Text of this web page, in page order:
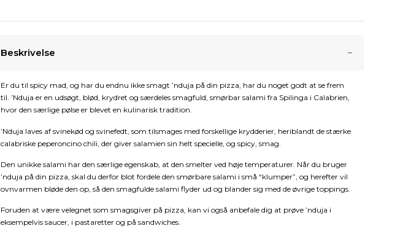
Beskrivelse
Er du til spicy mad, og har du endnu ikke smagt ’nduja på din pizza, har du noget godt at se frem
til. ’Nduja er en udsøgt, blød, krydret og særdeles smagfuld, smørbar salami fra Spilinga i Calabrien,
hvor den særlige pølse er blevet en kulinarisk tradition.
’Nduja laves af svinekød og svinefedt, som tilsmages med forskellige krydderier, heriblandt de stærke
calabriske peperoncino chili, der giver salamien sin helt specielle, og spicy, smag.
Den unikke salami har den særlige egenskab, at den smelter ved høje temperaturer. Når du bruger
’nduja på din pizza, skal du derfor blot fordele den smørbare salami i små “klumper”, og herefter vil
ovnvarmen bløde den op, så den smagfulde salami flyder ud og blander sig med de øvrige toppings.
Foruden at være velegnet som smagsgiver på pizza, kan vi også anbefale dig at prøve ’nduja i
eksempelvis saucer, i pastaretter og på sandwiches.